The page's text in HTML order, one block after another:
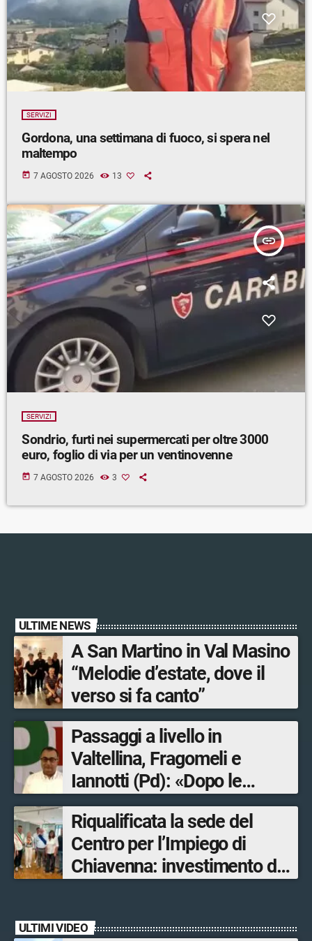
SERVIZI
Gordona, una settimana di fuoco, si spera nel
maltempo
today 7 AGOSTO 2026 13
insert_link
SERVIZI
Sondrio, furti nei supermercati per oltre 3000
euro, foglio di via per un ventinovenne
today 7 AGOSTO 2026 3
ULTIME NEWS
A San Martino in Val Masino
“Melodie d’estate, dove il
verso si fa canto”
Passaggi a livello in
Valtellina, Fragomeli e
Iannotti (Pd): «Dopo le
Olimpiadi solo un terzo delle
opere sostitutive sarà
ultimato entro il 2026»
Riqualificata la sede del
Centro per l’Impiego di
Chiavenna: investimento da
ULTIMI VIDEO